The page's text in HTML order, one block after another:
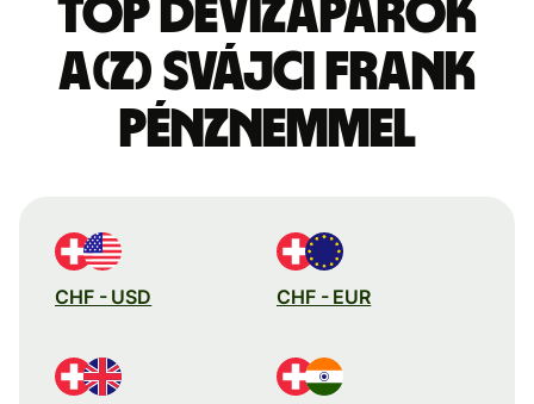
Top devizapárok
a(z) svájci frank
pénznemmel
CHF - USD CHF - EUR